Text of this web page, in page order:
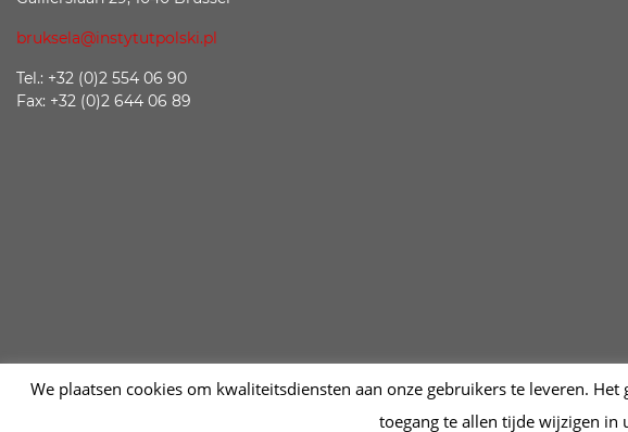
bruksela@instytutpolski.pl
Tel.: +32 (0)2 554 06 90
Fax: +32 (0)2 644 06 89
We plaatsen cookies om kwaliteitsdiensten aan onze gebruikers te leveren.
toegang te allen tijde wijzigen in